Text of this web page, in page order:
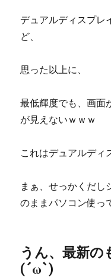
デュアルディスプレ
ど、
思った以上に、
最低輝度でも、画面
が見えないｗｗｗ
これはデュアルディ
まぁ、せっかくだし
のままパソコン使っ
うん、最新の
(´ω`)